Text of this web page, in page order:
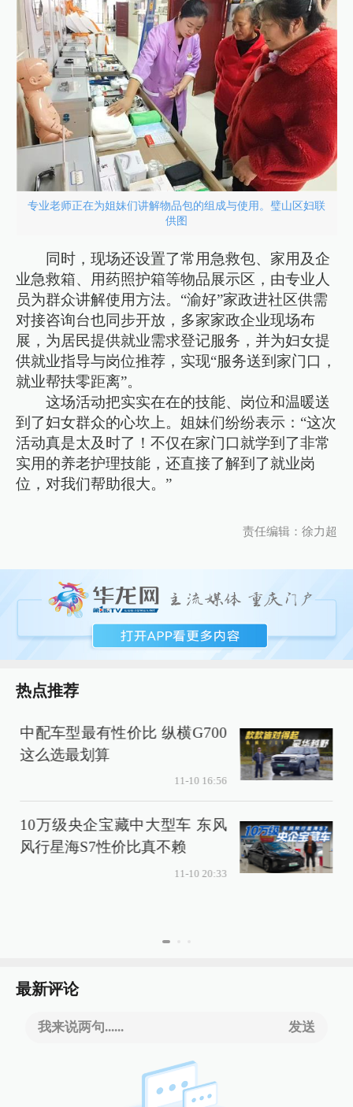
专业老师正在为姐妹们讲解物品包的组成与使用。璧山区妇联
供图
同时，现场还设置了常用急救包、家用及企
业急救箱、用药照护箱等物品展示区，由专业人
员为群众讲解使用方法。“渝好”家政进社区供需
对接咨询台也同步开放，多家家政企业现场布
展，为居民提供就业需求登记服务，并为妇女提
供就业指导与岗位推荐，实现“服务送到家门口，
就业帮扶零距离”。
这场活动把实实在在的技能、岗位和温暖送
到了妇女群众的心坎上。姐妹们纷纷表示：“这次
活动真是太及时了！不仅在家门口就学到了非常
实用的养老护理技能，还直接了解到了就业岗
位，对我们帮助很大。”
责任编辑：徐力超
热点推荐
中配车型最有性价比 纵横G700
这么选最划算
11-10 16:56
10万级央企宝藏中大型车 东风
风行星海S7性价比真不赖
11-10 20:33
最新评论
我来说两句...... 发送